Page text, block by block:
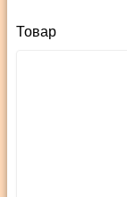
Товар